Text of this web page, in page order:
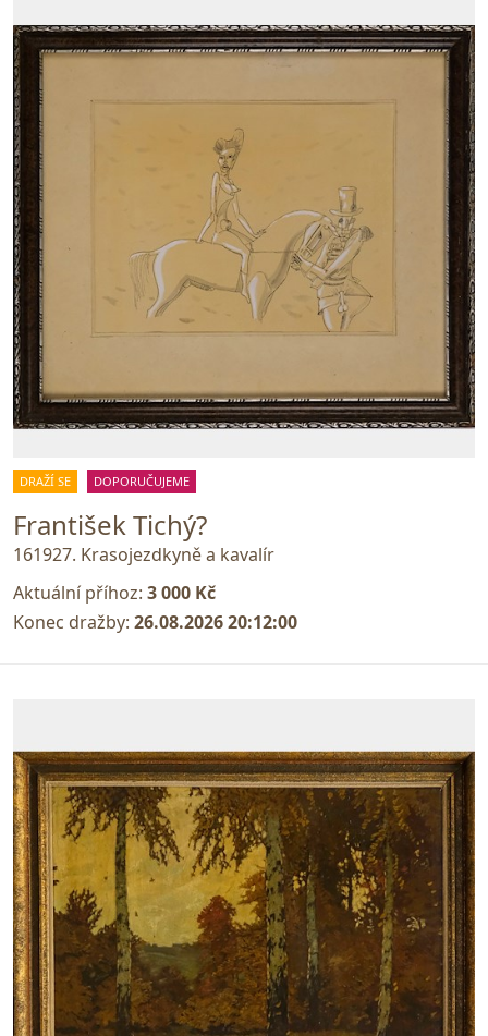
DRAŽÍ SE DOPORUČUJEME
František Tichý?
161927. Krasojezdkyně a kavalír
Aktuální příhoz: 3 000 Kč
Konec dražby: 26.08.2026 20:12:00